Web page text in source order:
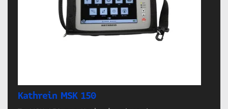
Kathrein MSK 150